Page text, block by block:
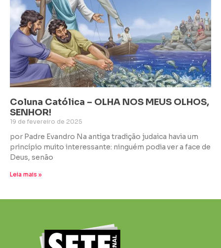
Coluna Católica – OLHA NOS MEUS OLHOS,
SENHOR!
19 de fevereiro de 2025
por Padre Evandro Na antiga tradição judaica havia um
princípio muito interessante: ninguém podia ver a face de
Deus, senão
Leia mais »